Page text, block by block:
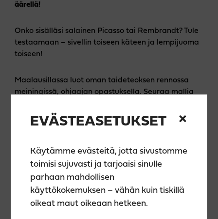
EVÄSTEASETUKSET
Käytämme evästeitä, jotta sivustomme
toimisi sujuvasti ja tarjoaisi sinulle
parhaan mahdollisen
käyttökokemuksen – vähän kuin tiskillä
oikeat maut oikeaan hetkeen.
äärellä!
Onko sisälläsi salainen Picasso tai Rembrandt? Tule
testaamaan – sivellin toiseen käteen ja lempijuoma
toiseen!
Maalausillassa luot oman taideteoksen rennossa
meiningissä, ohjaajan opastuksella. Seuraa mallia
taideteoksesi kotiin vietäväksi.
🍹 Teerenpelin juomavalikoima käytössäsi (ei sis.
hintaan).
🕒 Kesto n. 2 h